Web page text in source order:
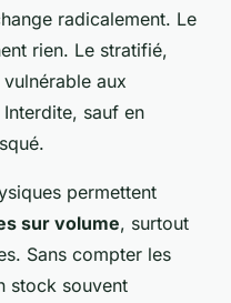
radicalement. Le
rien. Le stratifié,
aux
sauf en
permettent
sur volume, surtout
Sans compter les
stock souvent